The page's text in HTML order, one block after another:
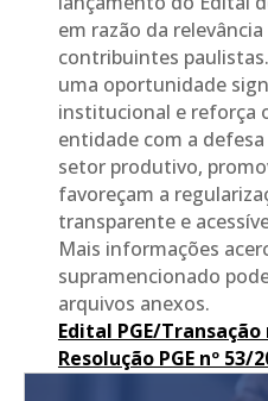
em razão da
contribuintes
uma oportunidade
institucional e reforça
entidade com a
setor produtivo,
favoreçam a
transparente e
Mais informações
supramencionado
arquivos anexos.
Edital PGE/Transação
Resolução PGE nº 53/